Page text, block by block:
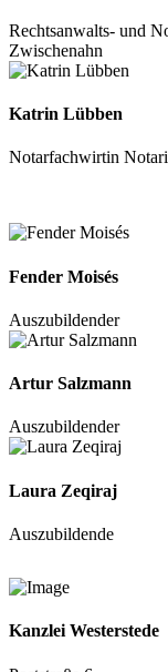
Rechtsanwalts- und
Zwischenahn
Katrin Lübben
Notarfachwirtin
Fender Moisés
Auszubildender
Artur Salzmann
Auszubildender
Laura Zeqiraj
Auszubildende
Kanzlei Westerstede